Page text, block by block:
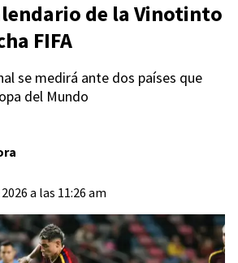
de la Vinotinto
FIFA
se medirá ante dos países que
del Mundo
a las 11:26 am